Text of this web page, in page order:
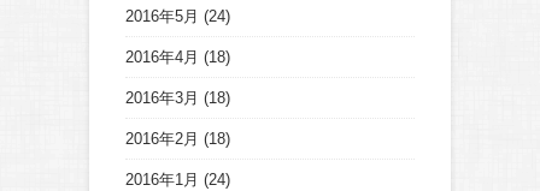
2016年5月 (24)
2016年4月 (18)
2016年3月 (18)
2016年2月 (18)
2016年1月 (24)